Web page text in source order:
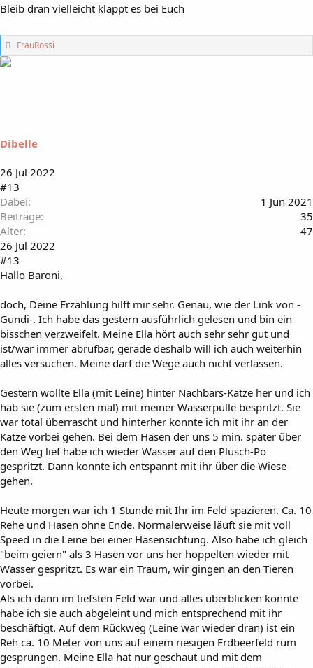
Bleib dran vielleicht klappt es bei Euch
G
e
r
FrauRossi
Dibelle
26 Jul 2022
#13
Dabei
1 Jun 2021
Beiträge
35
Alter
47
26 Jul 2022
#13
Hallo Baroni,
doch, Deine Erzählung hilft mir sehr. Genau, wie der Link von -
Gundi-. Ich habe das gestern ausführlich gelesen und bin ein
bisschen verzweifelt. Meine Ella hört auch sehr sehr gut und
ist/war immer abrufbar, gerade deshalb will ich auch weiterhin
alles versuchen. Meine darf die Wege auch nicht verlassen.
Gestern wollte Ella (mit Leine) hinter Nachbars-Katze her und ich
hab sie (zum ersten mal) mit meiner Wasserpulle bespritzt. Sie
war total überrascht und hinterher konnte ich mit ihr an der
Katze vorbei gehen. Bei dem Hasen der uns 5 min. später über
den Weg lief habe ich wieder Wasser auf den Plüsch-Po
gespritzt. Dann konnte ich entspannt mit ihr über die Wiese
gehen.
Heute morgen war ich 1 Stunde mit Ihr im Feld spazieren. Ca. 10
Rehe und Hasen ohne Ende. Normalerweise läuft sie mit voll
Speed in die Leine bei einer Hasensichtung. Also habe ich gleich
"beim geiern" als 3 Hasen vor uns her hoppelten wieder mit
Wasser gespritzt. Es war ein Traum, wir gingen an den Tieren
vorbei.
Als ich dann im tiefsten Feld war und alles überblicken konnte
habe ich sie auch abgeleint und mich entsprechend mit ihr
beschäftigt. Auf dem Rückweg (Leine war wieder dran) ist ein
Reh ca. 10 Meter von uns auf einem riesigen Erdbeerfeld rum
gesprungen. Meine Ella hat nur geschaut und mit dem